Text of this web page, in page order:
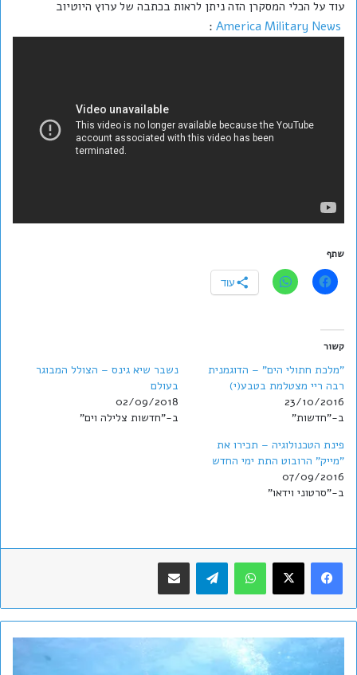
עוד על הכלי המסקרן הזה ניתן לראות בכתבה של ערוץ היוטיוב
America Military News
:
שתף
עוד
קשור
"מלכת חתולי הים" – הדוגמנית
רבה ריי מצטלמת בטבע(י)
23/10/2016
ב-"חדשות"
נשבר שיא גינס – הצולל המבוגר
בעולם
02/09/2018
ב-"חדשות צלילה וים"
פינת הטכנולוגיה – תכירו את
"מייק" הרובוט התת ימי החדש
07/09/2016
ב-"סרטוני וידאו"
WhatsApp
Telegramשתף במייל
משרד